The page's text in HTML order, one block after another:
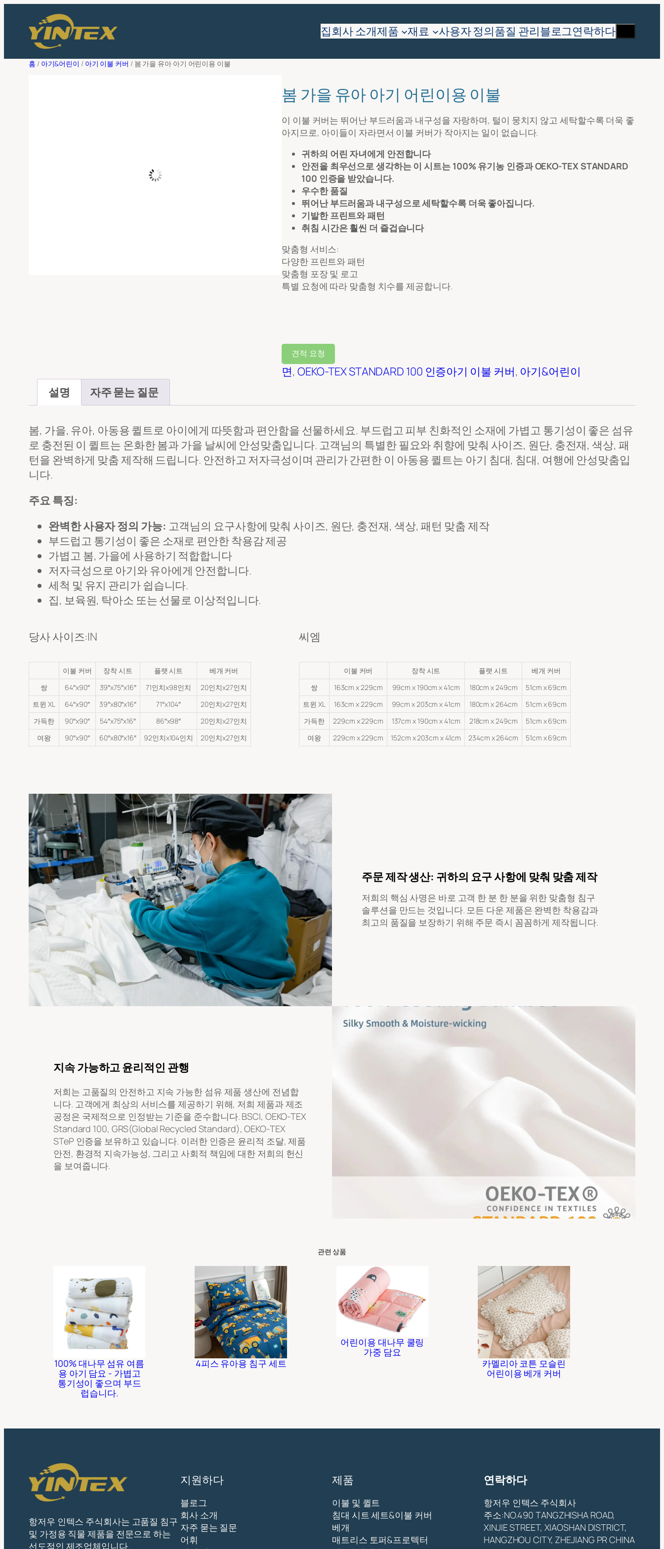
로
집회사 소개제품 재료 사용자 정의품질 관리블로그연락하다찾
홈 / 아기&어린이 / 아기 이불 커버 / 봄 가을 유아 아기 어린이용 이불
봄 가을 유아 아기 어린이용 이불
이 이불 커버는 뛰어난 부드러움과 내구성을 자랑하며, 털이 뭉치지 않고 세탁할수록 더욱 좋
아지므로, 아이들이 자라면서 이불 커버가 작아지는 일이 없습니다.
귀하의 어린 자녀에게 안전합니다
안전을 최우선으로 생각하는 이 시트는 100% 유기농 인증과 OEKO-TEX STANDARD
100 인증을 받았습니다.
우수한 품질
뛰어난 부드러움과 내구성으로 세탁할수록 더욱 좋아집니다.
기발한 프린트와 패턴
취침 시간은 훨씬 더 즐겁습니다
맞춤형 서비스:
다양한 프린트와 패턴
맞춤형 포장 및 로고
특별 요청에 따라 맞춤형 치수를 제공합니다.
견적 요청
면, OEKO-TEX STANDARD 100 인증아기 이불 커버, 아기&어린이
설명
자주 묻는 질문
봄, 가을, 유아, 아동용 퀼트로 아이에게 따뜻함과 편안함을 선물하세요. 부드럽고 피부 친화적인 소재에 가볍고 통기성이 좋은 섬유
로 충전된 이 퀼트는 온화한 봄과 가을 날씨에 안성맞춤입니다. 고객님의 특별한 필요와 취향에 맞춰 사이즈, 원단, 충전재, 색상, 패
턴을 완벽하게 맞춤 제작해 드립니다. 안전하고 저자극성이며 관리가 간편한 이 아동용 퀼트는 아기 침대, 침대, 여행에 안성맞춤입
니다.
주요 특징:
완벽한 사용자 정의 가능: 고객님의 요구사항에 맞춰 사이즈, 원단, 충전재, 색상, 패턴 맞춤 제작
부드럽고 통기성이 좋은 소재로 편안한 착용감 제공
가볍고 봄, 가을에 사용하기 적합합니다
저자극성으로 아기와 유아에게 안전합니다.
세척 및 유지 관리가 쉽습니다.
집, 보육원, 탁아소 또는 선물로 이상적입니다.
당사 사이즈:IN
이불 커버 장착 시트 플랫 시트
베개 커버
쌍
64″x90″ 39″x75″x16″ 71인치x98인치
20인치x27인치
트윈 XL
64″x90″ 39″x80″x16″ 71″x104″
20인치x27인치
가득한
90″x90″ 54″x75″x16″ 86″x98″
20인치x27인치
여왕
90″x90″ 60″x80″x16″ 92인치x104인치 20인치x27인치
씨엠
이불 커버 장착 시트 플랫 시트
베개 커버
쌍
163cm x 229cm 99cm x 190cm x 41cm 180cm x 249cm
51cm x 69cm
트윈 XL
163cm x 229cm 99cm x 203cm x 41cm 180cm x 264cm
51cm x 69cm
가득한
229cm x 229cm 137cm x 190cm x 41cm 218cm x 249cm
51cm x 69cm
여왕
229cm x 229cm 152cm x 203cm x 41cm 234cm x 264cm 51cm x 69cm
주문 제작 생산: 귀하의 요구 사항에 맞춰 맞춤 제작
저희의 핵심 사명은 바로 고객 한 분 한 분을 위한 맞춤형 침구
솔루션을 만드는 것입니다. 모든 다운 제품은 완벽한 착용감과
최고의 품질을 보장하기 위해 주문 즉시 꼼꼼하게 제작됩니다.
지속 가능하고 윤리적인 관행
저희는 고품질의 안전하고 지속 가능한 섬유 제품 생산에 전념합
니다. 고객에게 최상의 서비스를 제공하기 위해, 저희 제품과 제조
공정은 국제적으로 인정받는 기준을 준수합니다. BSCI, OEKO-TEX
Standard 100, GRS(Global Recycled Standard), OEKO-TEX
STeP 인증을 보유하고 있습니다. 이러한 인증은 윤리적 조달, 제품
안전, 환경적 지속가능성, 그리고 사회적 책임에 대한 저희의 헌신
을 보여줍니다.
관련 상품
100% 대나무 섬유 여름
용 아기 담요 - 가볍고
통기성이 좋으며 부드
럽습니다.
4피스 유아용 침구 세트
어린이용 대나무 쿨링
가중 담요
카멜리아 코튼 모슬린
어린이용 베개 커버
항저우 인텍스 주식회사는 고품질 침구
및 가정용 직물 제품을 전문으로 하는
선도적인 제조업체입니다.
지원하다
블로그
회사 소개
자주 묻는 질문
어휘
제품
이불 및 퀼트
침대 시트 세트&이불 커버
베개
매트리스 토퍼&프로텍터
연락하다
항저우 인텍스 주식회사
주소:NO.490 TANGZHISHA ROAD,
XINJIE STREET, XIAOSHAN DISTRICT,
HANGZHOU CITY, ZHEJIANG PR CHINA
성명*
회사 이름
투입
제출하다